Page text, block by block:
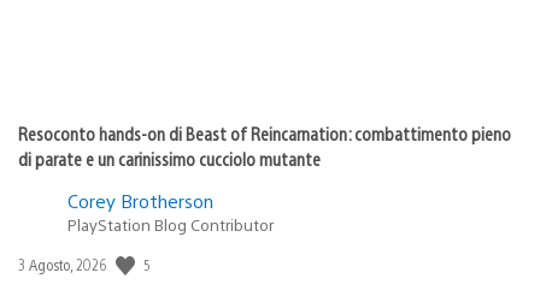
Resoconto hands-on di Beast of Reincarnation: combattimento pieno
di parate e un carinissimo cucciolo mutante
Corey Brotherson
PlayStation Blog Contributor
Data
3 Agosto, 2026 5